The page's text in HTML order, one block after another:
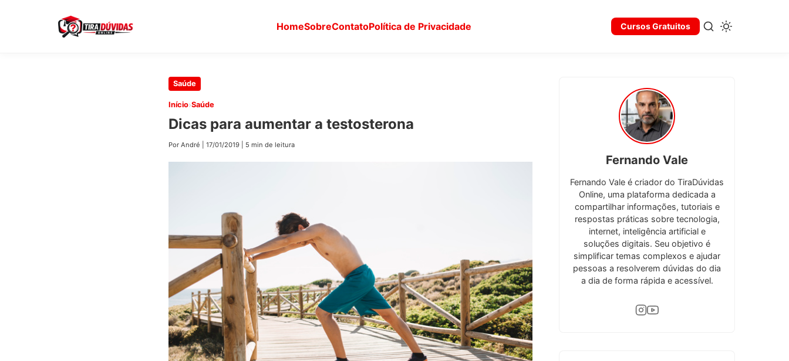
HomeSobreContatoPolítica de Privacidade Cursos Gratuitos
Saúde
Início›Saúde
Dicas para aumentar a testosterona
Por André 17/01/2019 5 min de leitura
Fernando Vale
Fernando Vale é criador do TiraDúvidas
Online, uma plataforma dedicada a
compartilhar informações, tutoriais e
respostas práticas sobre tecnologia,
internet, inteligência artificial e
soluções digitais. Seu objetivo é
simplificar temas complexos e ajudar
pessoas a resolverem dúvidas do dia
a dia de forma rápida e acessível.